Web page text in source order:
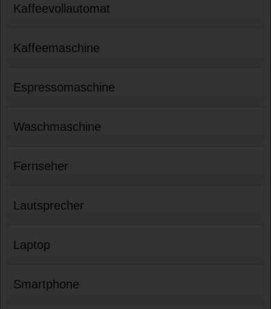
Kaffeevollautomat
Kaffeemaschine
Espressomaschine
Waschmaschine
Fernseher
Lautsprecher
Laptop
Smartphone